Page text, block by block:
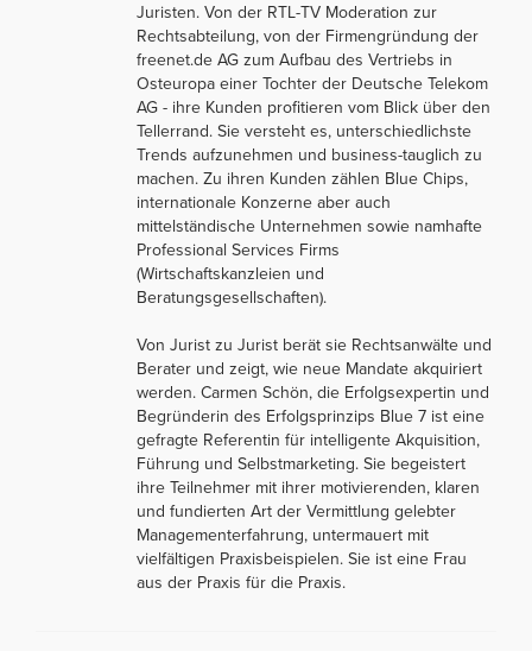
Juristen. Von der RTL-TV Moderation zur
Rechtsabteilung, von der Firmengründung der
freenet.de AG zum Aufbau des Vertriebs in
Osteuropa einer Tochter der Deutsche Telekom
AG - ihre Kunden profitieren vom Blick über den
Tellerrand. Sie versteht es, unterschiedlichste
Trends aufzunehmen und business-tauglich zu
machen. Zu ihren Kunden zählen Blue Chips,
internationale Konzerne aber auch
mittelständische Unternehmen sowie namhafte
Professional Services Firms
(Wirtschaftskanzleien und
Beratungsgesellschaften).
Von Jurist zu Jurist berät sie Rechtsanwälte und
Berater und zeigt, wie neue Mandate akquiriert
werden. Carmen Schön, die Erfolgsexpertin und
Begründerin des Erfolgsprinzips Blue 7 ist eine
gefragte Referentin für intelligente Akquisition,
Führung und Selbstmarketing. Sie begeistert
ihre Teilnehmer mit ihrer motivierenden, klaren
und fundierten Art der Vermittlung gelebter
Managementerfahrung, untermauert mit
vielfältigen Praxisbeispielen. Sie ist eine Frau
aus der Praxis für die Praxis.